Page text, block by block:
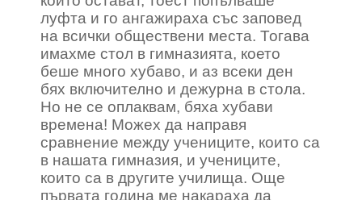
луфта и го ангажираха със заповед
на всички обществени места. Тогава
имахме стол в гимназията, което
беше много хубаво, и аз всеки ден
бях включително и дежурна в стола.
Но не се оплаквам, бяха хубави
времена! Можех да направя
сравнение между учениците, които са
в нашата гимназия, и учениците,
които са в другите училища. Още
първата година ме накараха да